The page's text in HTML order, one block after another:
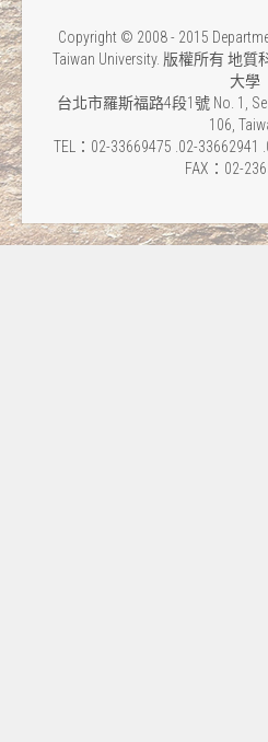
Copyright © 2008 - 2015
Taiwan University. 版權所有 地
大學
台北市羅斯福路4段1號 No. 1,
106,
TEL：02-33669475 .02-33662941
FAX：02-